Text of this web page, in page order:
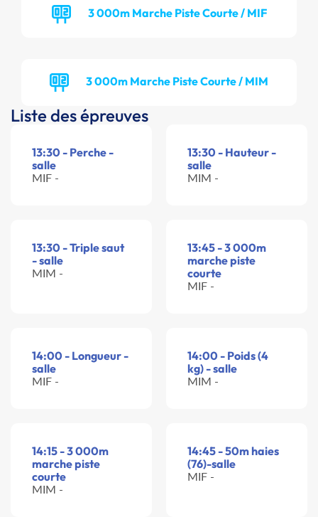
3 000m Marche Piste Courte / MIF
3 000m Marche Piste Courte / MIM
Liste des épreuves
13:30 - Perche -
salle
MIF -
13:30 - Hauteur -
salle
MIM -
13:30 - Triple saut
- salle
MIM -
13:45 - 3 000m
marche piste
courte
MIF -
14:00 - Longueur -
salle
MIF -
14:00 - Poids (4
kg) - salle
MIM -
14:15 - 3 000m
marche piste
courte
MIM -
14:45 - 50m haies
(76)-salle
MIF -